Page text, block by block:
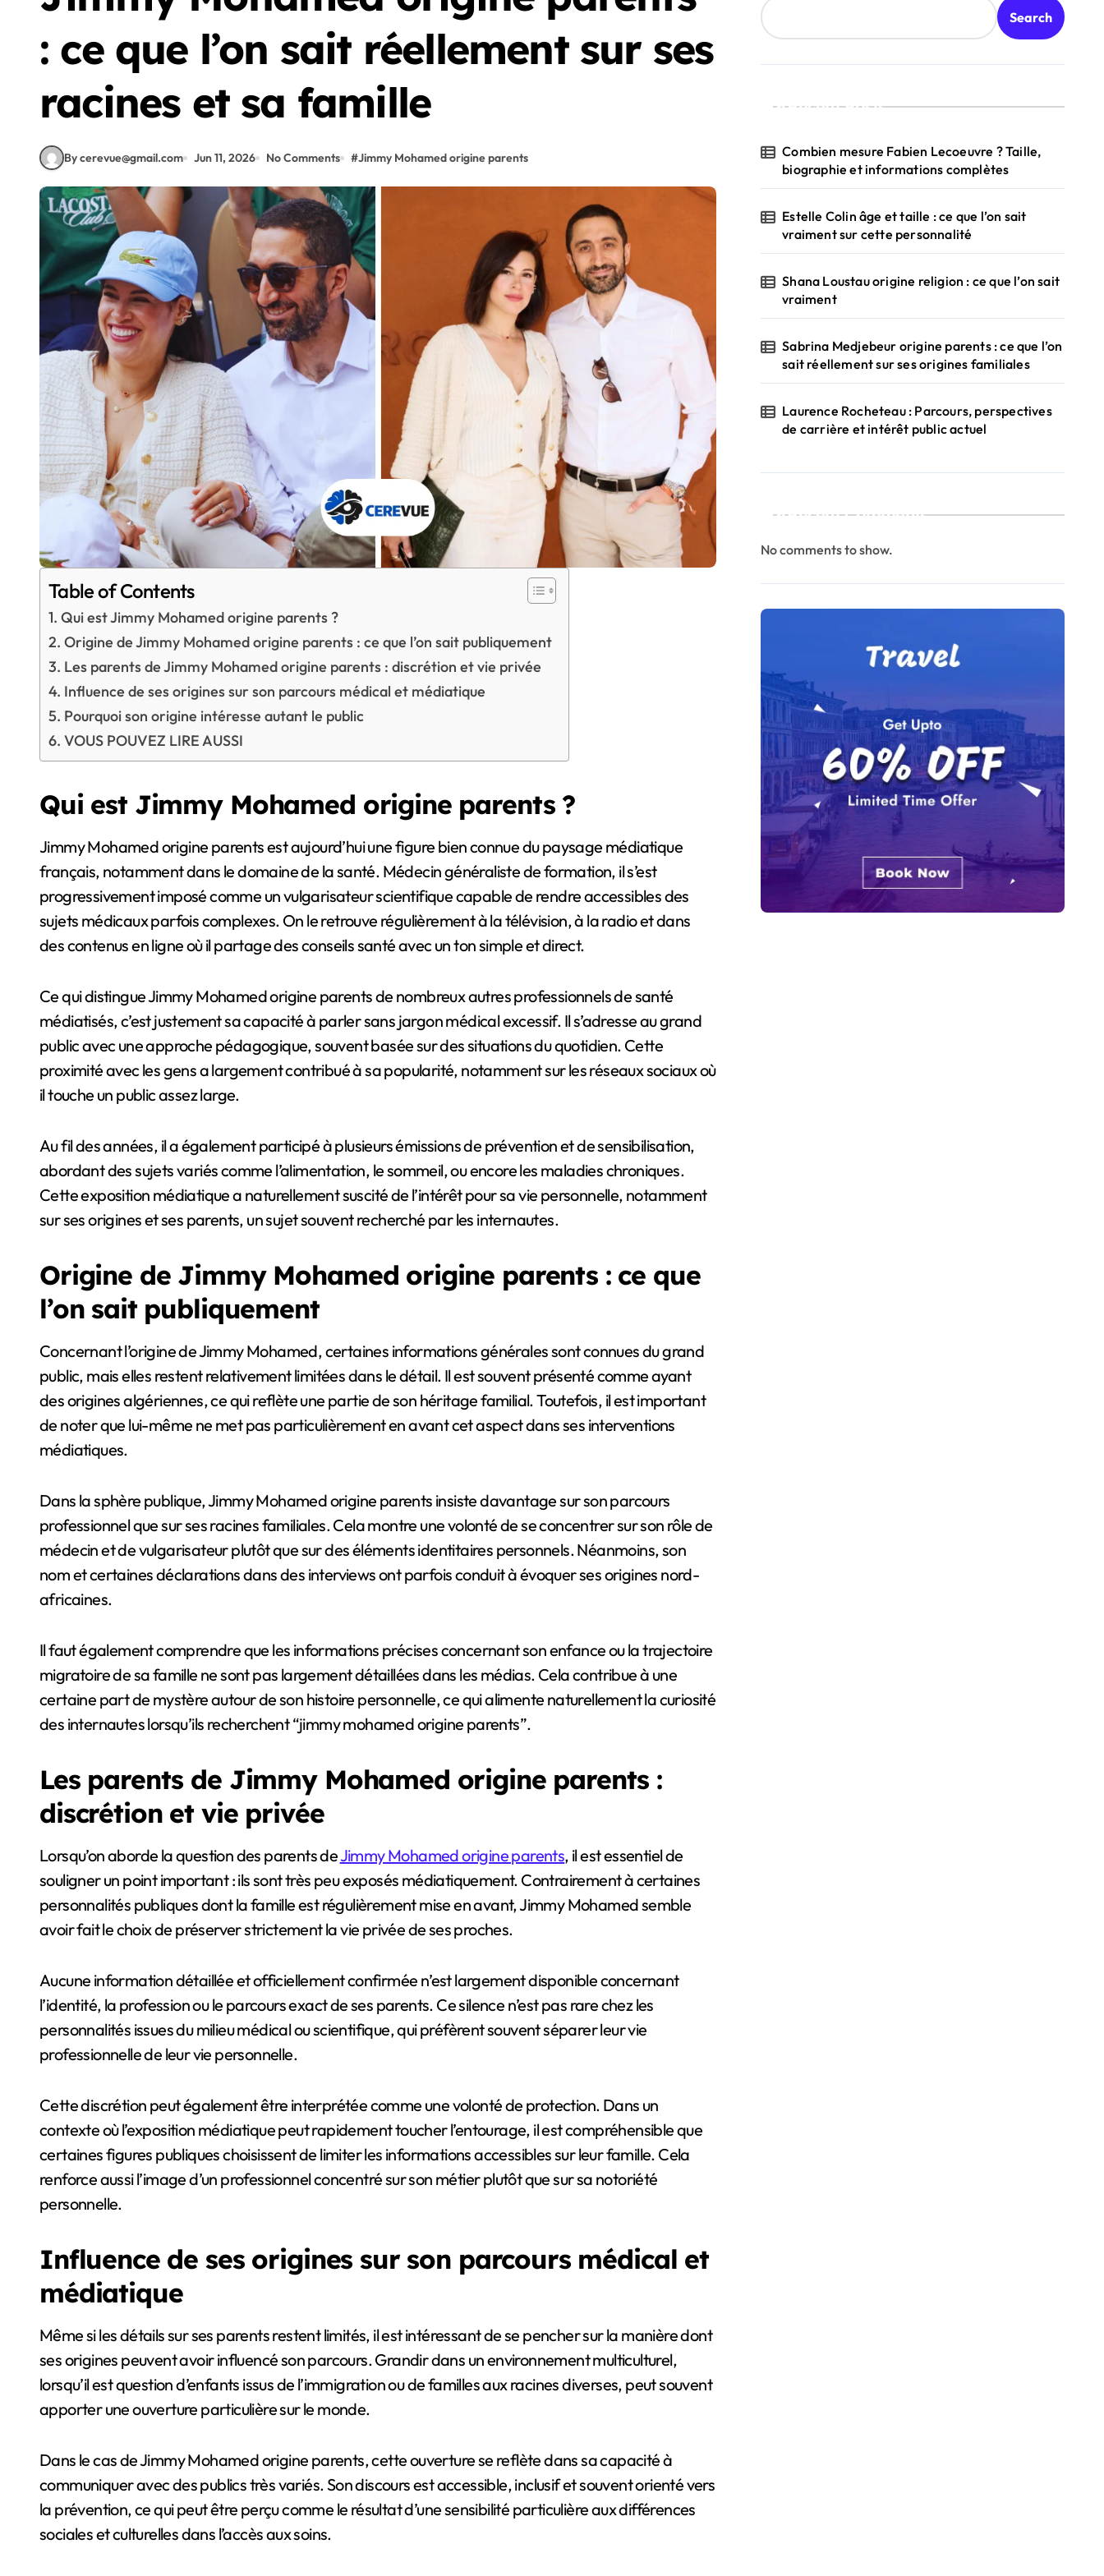
: ce que l’on sait réellement sur ses
racines et sa famille
By cerevue@gmail.com Jun 11, 2026 No Comments #Jimmy Mohamed origine parents
Table of Contents
Qui est Jimmy Mohamed origine parents ?
Origine de Jimmy Mohamed origine parents : ce que l’on sait publiquement
Les parents de Jimmy Mohamed origine parents : discrétion et vie privée
Influence de ses origines sur son parcours médical et médiatique
Pourquoi son origine intéresse autant le public
VOUS POUVEZ LIRE AUSSI
Qui est Jimmy Mohamed origine parents ?
Jimmy Mohamed origine parents est aujourd’hui une figure bien connue du paysage médiatique
français, notamment dans le domaine de la santé. Médecin généraliste de formation, il s’est
progressivement imposé comme un vulgarisateur scientifique capable de rendre accessibles des
sujets médicaux parfois complexes. On le retrouve régulièrement à la télévision, à la radio et dans
des contenus en ligne où il partage des conseils santé avec un ton simple et direct.
Ce qui distingue Jimmy Mohamed origine parents de nombreux autres professionnels de santé
médiatisés, c’est justement sa capacité à parler sans jargon médical excessif. Il s’adresse au grand
public avec une approche pédagogique, souvent basée sur des situations du quotidien. Cette
proximité avec les gens a largement contribué à sa popularité, notamment sur les réseaux sociaux où
il touche un public assez large.
Au fil des années, il a également participé à plusieurs émissions de prévention et de sensibilisation,
abordant des sujets variés comme l’alimentation, le sommeil, ou encore les maladies chroniques.
Cette exposition médiatique a naturellement suscité de l’intérêt pour sa vie personnelle, notamment
sur ses origines et ses parents, un sujet souvent recherché par les internautes.
Origine de Jimmy Mohamed origine parents : ce que
l’on sait publiquement
Concernant l’origine de Jimmy Mohamed, certaines informations générales sont connues du grand
public, mais elles restent relativement limitées dans le détail. Il est souvent présenté comme ayant
des origines algériennes, ce qui reflète une partie de son héritage familial. Toutefois, il est important
de noter que lui-même ne met pas particulièrement en avant cet aspect dans ses interventions
médiatiques.
Dans la sphère publique, Jimmy Mohamed origine parents insiste davantage sur son parcours
professionnel que sur ses racines familiales. Cela montre une volonté de se concentrer sur son rôle de
médecin et de vulgarisateur plutôt que sur des éléments identitaires personnels. Néanmoins, son
nom et certaines déclarations dans des interviews ont parfois conduit à évoquer ses origines nord-
africaines.
Il faut également comprendre que les informations précises concernant son enfance ou la trajectoire
migratoire de sa famille ne sont pas largement détaillées dans les médias. Cela contribue à une
certaine part de mystère autour de son histoire personnelle, ce qui alimente naturellement la curiosité
des internautes lorsqu’ils recherchent “jimmy mohamed origine parents”.
Les parents de Jimmy Mohamed origine parents :
discrétion et vie privée
Lorsqu’on aborde la question des parents deJimmy Mohamed origine parents, il est essentiel de
souligner un point important : ils sont très peu exposés médiatiquement. Contrairement à certaines
personnalités publiques dont la famille est régulièrement mise en avant, Jimmy Mohamed semble
avoir fait le choix de préserver strictement la vie privée de ses proches.
Aucune information détaillée et officiellement confirmée n’est largement disponible concernant
l’identité, la profession ou le parcours exact de ses parents. Ce silence n’est pas rare chez les
personnalités issues du milieu médical ou scientifique, qui préfèrent souvent séparer leur vie
professionnelle de leur vie personnelle.
Cette discrétion peut également être interprétée comme une volonté de protection. Dans un
contexte où l’exposition médiatique peut rapidement toucher l’entourage, il est compréhensible que
certaines figures publiques choisissent de limiter les informations accessibles sur leur famille. Cela
renforce aussi l’image d’un professionnel concentré sur son métier plutôt que sur sa notoriété
personnelle.
Influence de ses origines sur son parcours médical et
médiatique
Même si les détails sur ses parents restent limités, il est intéressant de se pencher sur la manière dont
ses origines peuvent avoir influencé son parcours. Grandir dans un environnement multiculturel,
lorsqu’il est question d’enfants issus de l’immigration ou de familles aux racines diverses, peut souvent
apporter une ouverture particulière sur le monde.
Dans le cas de Jimmy Mohamed origine parents, cette ouverture se reflète dans sa capacité à
communiquer avec des publics très variés. Son discours est accessible, inclusif et souvent orienté vers
la prévention, ce qui peut être perçu comme le résultat d’une sensibilité particulière aux différences
sociales et culturelles dans l’accès aux soins.
Search
Recent Posts
Combien mesure Fabien Lecoeuvre ? Taille,
biographie et informations complètes
Estelle Colin âge et taille : ce que l’on sait
vraiment sur cette personnalité
Shana Loustau origine religion : ce que l’on sait
vraiment
Sabrina Medjebeur origine parents : ce que l’on
sait réellement sur ses origines familiales
Laurence Rocheteau : Parcours, perspectives
de carrière et intérêt public actuel
Recent Comments
No comments to show.